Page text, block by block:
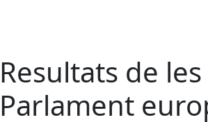
Resultats de
Parlament